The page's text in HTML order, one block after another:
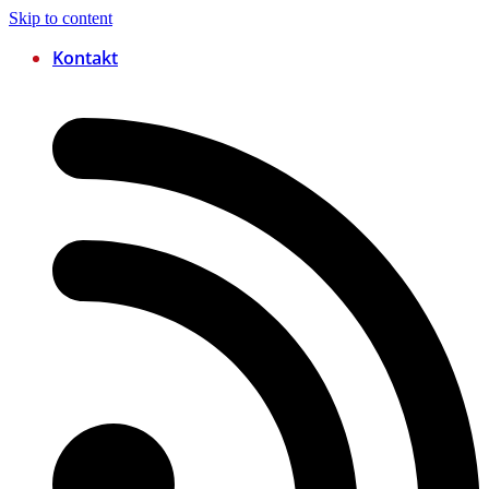
Skip to content
Kontakt